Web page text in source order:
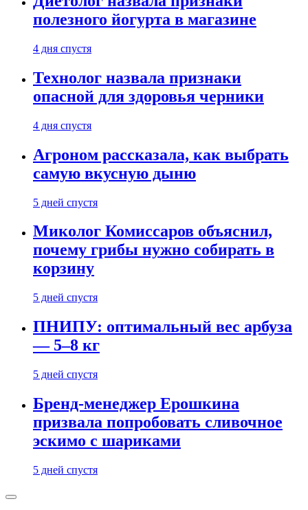
полезного йогурта в магазине
4 дня спустя
Технолог назвала признаки
опасной для здоровья черники
4 дня спустя
Агроном рассказала, как выбрать
самую вкусную дыню
5 дней спустя
Миколог Комиссаров объяснил,
почему грибы нужно собирать в
корзину
5 дней спустя
ПНИПУ: оптимальный вес арбуза
— 5–8 кг
5 дней спустя
Бренд-менеджер Ерошкина
призвала попробовать сливочное
эскимо с шариками
5 дней спустя